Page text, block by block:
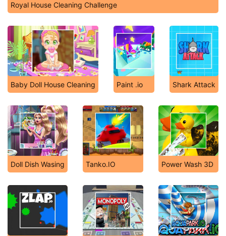
Royal House Cleaning Challenge
Baby Doll House Cleaning Paint .io Shark Attack
Doll Dish Wasing Tanko.IO Power Wash 3D